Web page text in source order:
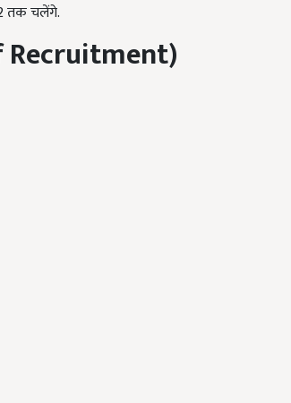
तक चलेंगे.
Recruitment)